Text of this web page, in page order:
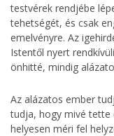
testvérek rendjébe
tehetségét, és csak
emelvényre. Az
Istentől nyert
önhitté, mindig
Az alázatos ember
tudja, hogy mivé tette
helyesen méri fel